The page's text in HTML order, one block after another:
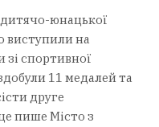
дитячо-юнацької
виступили на
зі спортивної
11 медалей та
друге
пише Місто з